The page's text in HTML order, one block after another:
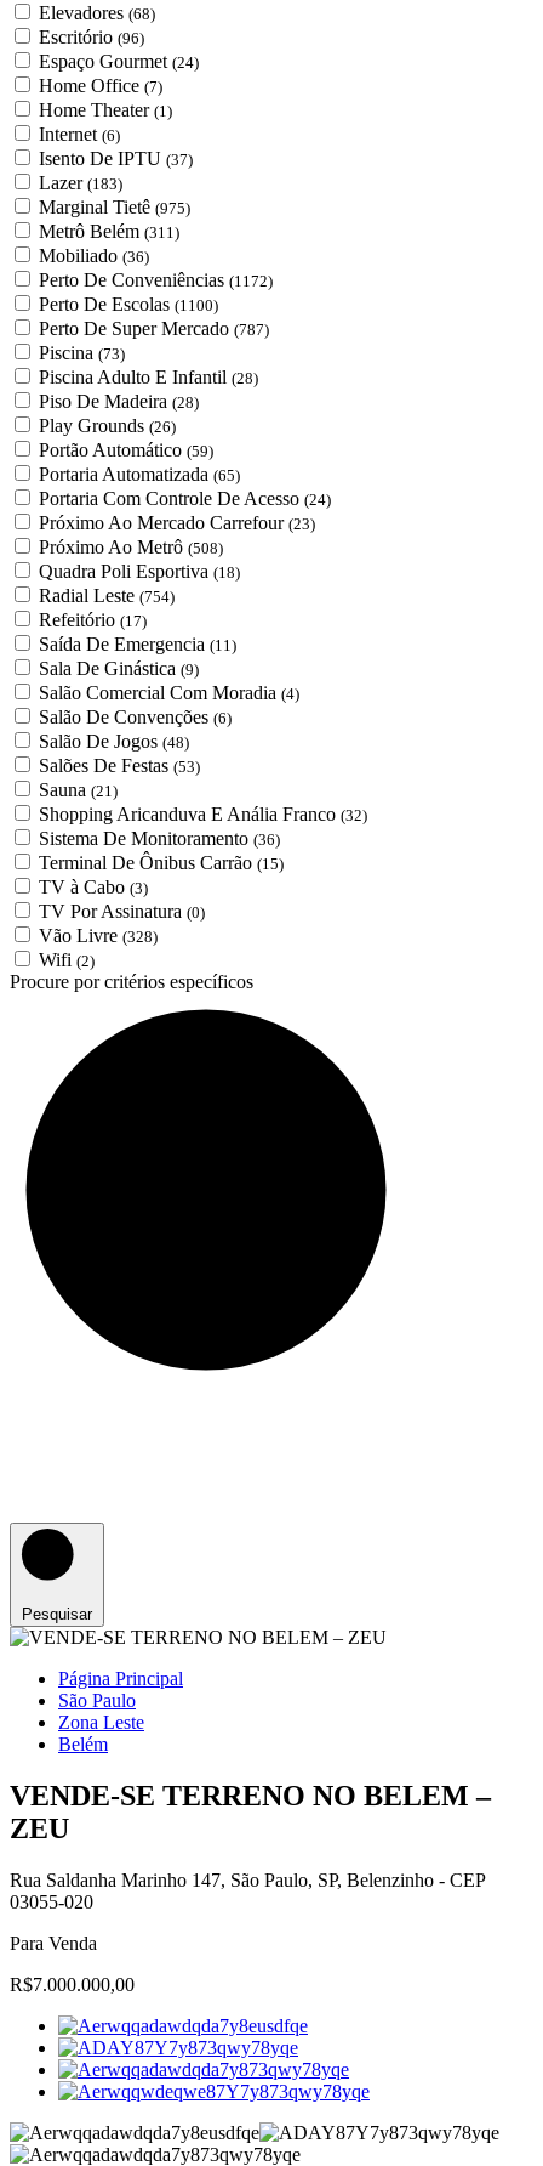
Elevadores (68)
Escritório (96)
Espaço Gourmet (24)
Home Office (7)
Home Theater (1)
Internet (6)
Isento De IPTU (37)
Lazer (183)
Marginal Tietê (975)
Metrô Belém (311)
Mobiliado (36)
Perto De Conveniências (1172)
Perto De Escolas (1100)
Perto De Super Mercado (787)
Piscina (73)
Piscina Adulto E Infantil (28)
Piso De Madeira (28)
Play Grounds (26)
Portão Automático (59)
Portaria Automatizada (65)
Portaria Com Controle De Acesso (24)
Próximo Ao Mercado Carrefour (23)
Próximo Ao Metrô (508)
Quadra Poli Esportiva (18)
Radial Leste (754)
Refeitório (17)
Saída De Emergencia (11)
Sala De Ginástica (9)
Salão Comercial Com Moradia (4)
Salão De Convenções (6)
Salão De Jogos (48)
Salões De Festas (53)
Sauna (21)
Shopping Aricanduva E Anália Franco (32)
Sistema De Monitoramento (36)
Terminal De Ônibus Carrão (15)
TV à Cabo (3)
TV Por Assinatura (0)
Vão Livre (328)
Wifi (2)
Procure por critérios específicos
Pesquisar
Página Principal
São Paulo
Zona Leste
Belém
VENDE-SE TERRENO NO BELEM –
ZEU
Rua Saldanha Marinho 147, São Paulo, SP, Belenzinho - CEP
03055-020
Para Venda
R$7.000.000,00